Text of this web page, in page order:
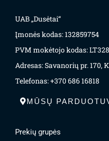
UAB „Dusėtai“
Įmonės kodas: 132859754
PVM mokėtojo kodas:
Adresas: Savanorių pr. 170,
Telefonas: +370 686 16818
MŪSŲ
Prekių grupės